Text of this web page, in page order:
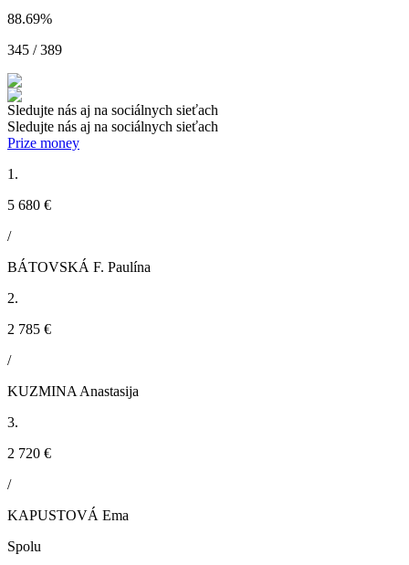
88.69%
345 / 389
Sledujte nás aj na sociálnych sieťach
Sledujte nás aj na sociálnych sieťach
Prize money
1.
5 680 €
/
BÁTOVSKÁ F. Paulína
2.
2 785 €
/
KUZMINA Anastasija
3.
2 720 €
/
KAPUSTOVÁ Ema
Spolu